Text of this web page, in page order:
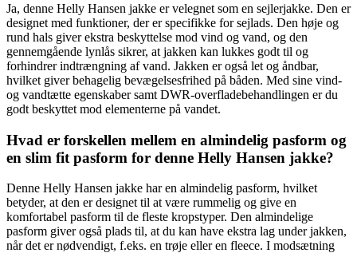
Ja, denne Helly Hansen jakke er velegnet som en sejlerjakke. Den er
designet med funktioner, der er specifikke for sejlads. Den høje og
rund hals giver ekstra beskyttelse mod vind og vand, og den
gennemgående lynlås sikrer, at jakken kan lukkes godt til og
forhindrer indtrængning af vand. Jakken er også let og åndbar,
hvilket giver behagelig bevægelsesfrihed på båden. Med sine vind-
og vandtætte egenskaber samt DWR-overfladebehandlingen er du
godt beskyttet mod elementerne på vandet.
Hvad er forskellen mellem en almindelig pasform og
en slim fit pasform for denne Helly Hansen jakke?
Denne Helly Hansen jakke har en almindelig pasform, hvilket
betyder, at den er designet til at være rummelig og give en
komfortabel pasform til de fleste kropstyper. Den almindelige
pasform giver også plads til, at du kan have ekstra lag under jakken,
når det er nødvendigt, f.eks. en trøje eller en fleece. I modsætning